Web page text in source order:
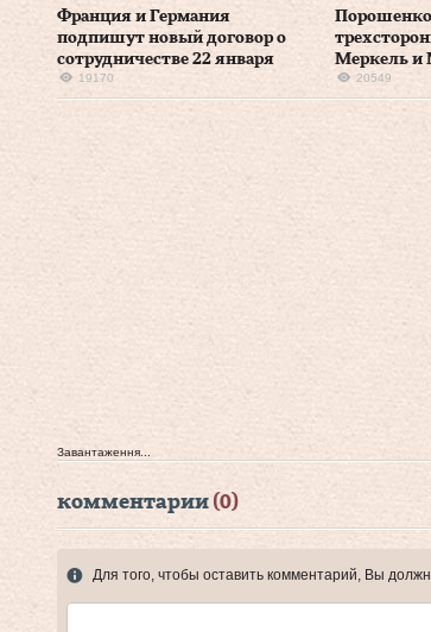
Франция и Германия
подпишут новый договор о
сотрудничестве 22 января
19170
Порошенко
Меркель и
20549
Завантаження...
комментарии (0)
Для того, чтобы оставить комментарий, Вы